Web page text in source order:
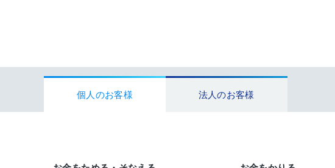
個人のお客様 法人のお客様